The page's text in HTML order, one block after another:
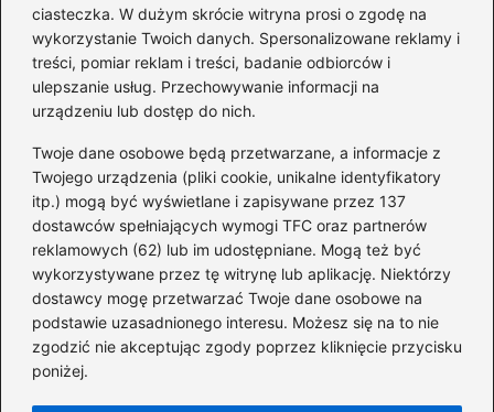
ciasteczka. W dużym skrócie witryna prosi o zgodę na
wykorzystanie Twoich danych. Spersonalizowane reklamy i
treści, pomiar reklam i treści, badanie odbiorców i
ulepszanie usług. Przechowywanie informacji na
urządzeniu lub dostęp do nich.
Twoje dane osobowe będą przetwarzane, a informacje z
Twojego urządzenia (pliki cookie, unikalne identyfikatory
itp.) mogą być wyświetlane i zapisywane przez 137
dostawców spełniających wymogi TFC oraz partnerów
reklamowych (62) lub im udostępniane. Mogą też być
wykorzystywane przez tę witrynę lub aplikację. Niektórzy
dostawcy mogę przetwarzać Twoje dane osobowe na
podstawie uzasadnionego interesu. Możesz się na to nie
zgodzić nie akceptując zgody poprzez kliknięcie przycisku
poniżej.
Kategorie
Dofinansowania(36)
Firmy (45)
Giełda(40)
Inwestycje(43)
KRS(10)
Pożyczki(66)
Pracownicy(24)
Świadczenia Socjalne(46)
Zadłużenia(18)